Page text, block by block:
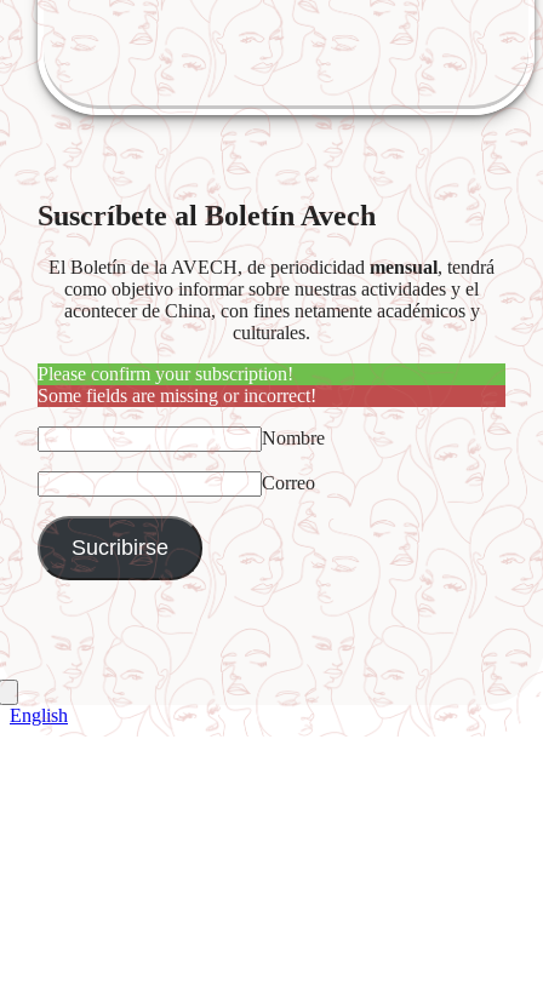
Suscríbete al Boletín Avech
El Boletín de la AVECH, de periodicidad mensual, tendrá
como objetivo informar sobre nuestras actividades y el
acontecer de China, con fines netamente académicos y
culturales.
Please confirm your subscription!
Some fields are missing or incorrect!
Nombre
Correo
English